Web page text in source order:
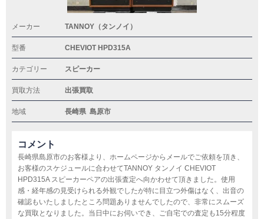
メーカー TANNOY（タンノイ）
型番 CHEVIOT HPD315A
カテゴリー スピーカー
買取方法 出張買取
地域 長崎県 島原市
コメント
長崎県島原市のお客様より、ホームページからメールでご依頼を頂き、
お客様のスケジュールに合わせてTANNOY タンノイ CHEVIOT
HPD315A スピーカーペアの出張査定へ向かわせて頂きました。使用
感・経年感の見受けられる外観でしたが特に目立つ外傷はなく、出音の
確認もいたしましたところ問題ありませんでしたので、非常にスムーズ
な買取となりました。当日中にお伺いでき、ご自宅での査定も15分程度